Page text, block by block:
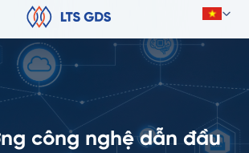
công nghệ dẫn đầu